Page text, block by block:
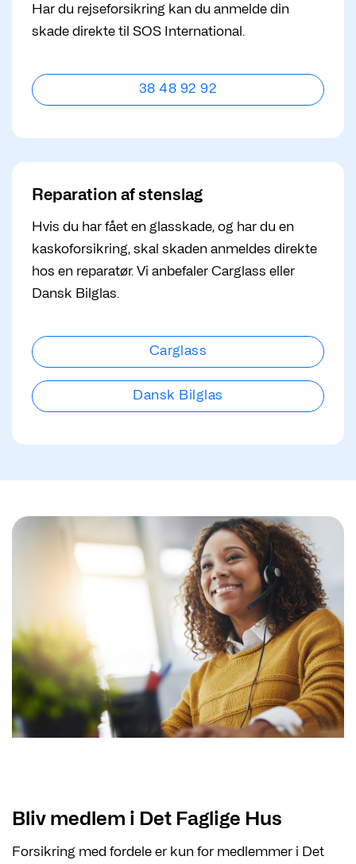
Har du rejseforsikring kan du anmelde din
skade direkte til SOS International.
38 48 92 92
Reparation af stenslag
Hvis du har fået en glasskade, og har du en
kaskoforsikring, skal skaden anmeldes direkte
hos en reparatør. Vi anbefaler Carglass eller
Dansk Bilglas.
Carglass
Dansk Bilglas
Bliv medlem i Det Faglige Hus
Forsikring med fordele er kun for medlemmer i Det